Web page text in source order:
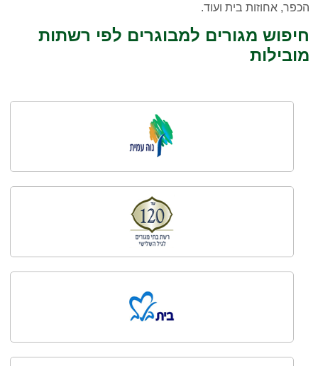
הכפר, אחוזות בית ועוד.
חיפוש מגורים למבוגרים לפי רשתות
מובילות